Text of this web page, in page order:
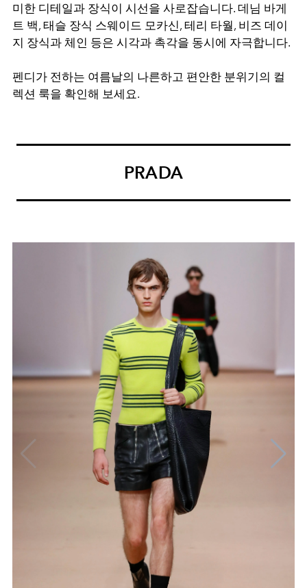
미한 디테일과 장식이 시선을 사로잡습니다. 데님 바게
트 백, 태슬 장식 스웨이드 모카신, 테리 타월, 비즈 데이
지 장식과 체인 등은 시각과 촉각을 동시에 자극합니다.
펜디가 전하는 여름날의 나른하고 편안한 분위기의 컬
렉션 룩을 확인해 보세요.
PRADA